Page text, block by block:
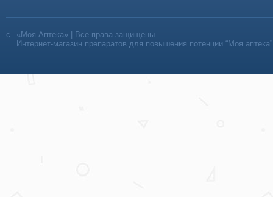
«Моя Аптека» | Все права защищены
Интернет-магазин препаратов для повышения потенции “Моя